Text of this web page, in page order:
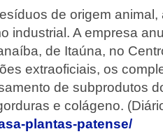
de origem animal,
industrial. A empresa
de Itaúna, no
extraoficiais, os
de subprodutos
e colágeno.
plantas-patense/